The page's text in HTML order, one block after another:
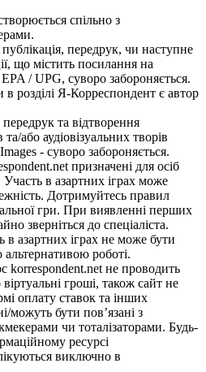
спільно з
передрук, чи наступне
що містить посилання на
/ UPG, суворо забороняється.
в розділі Я-Корреспондент є автор
та відтворення
або аудіовізуальних творів
- суворо забороняється.
призначені для осіб
в азартних іграх може
Дотримуйтесь правил
гри. При виявленні перших
зверніться до спеціаліста.
в азартних іграх не може бути
роботі.
korrespondent.net не проводить
віртуальні гроші, також сайт не
оплату ставок та інших
можуть бути пов’язані з
чи тоталізаторами. Будь-
ресурсі
виключно в